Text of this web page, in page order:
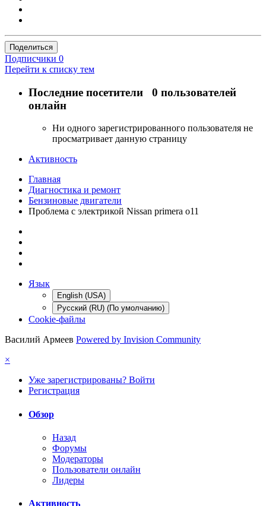
Поделиться
Подписчики 0
Перейти к списку тем
Последние посетители 0 пользователей
онлайн
Ни одного зарегистрированного пользователя не
просматривает данную страницу
Активность
Главная
Диагностика и ремонт
Бензиновые двигатели
Проблема с электрикой Nissan primera o11
Язык
English (USA)
Русский (RU) (По умолчанию)
Cookie-файлы
Василий Армеев Powered by Invision Community
×
Уже зарегистрированы? Войти
Регистрация
Обзор
Назад
Форумы
Модераторы
Пользователи онлайн
Лидеры
Активность